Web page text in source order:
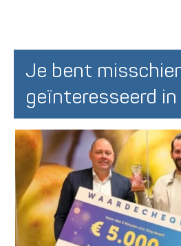
Je bent
geïnteresseerd in